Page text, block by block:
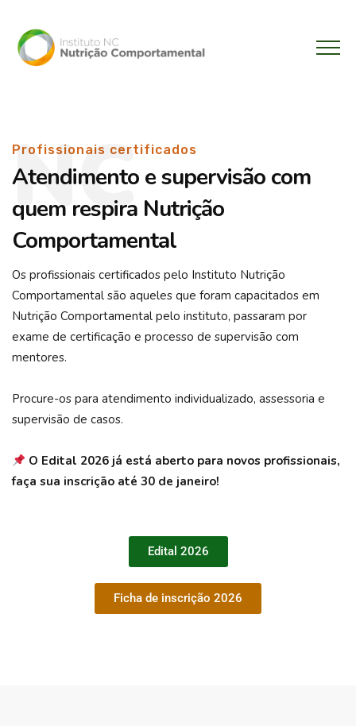
Profissionais certificados
NC
Atendimento e supervisão com
quem respira Nutrição
Comportamental
Os profissionais certificados pelo Instituto Nutrição
Comportamental são aqueles que foram capacitados em
Nutrição Comportamental pelo instituto, passaram por
exame de certificação e processo de supervisão com
mentores.
Procure-os para atendimento individualizado, assessoria e
supervisão de casos.
O Edital 2026 já está aberto para novos profissionais,
faça sua inscrição até 30 de janeiro!
Edital 2026
Ficha de inscrição 2026